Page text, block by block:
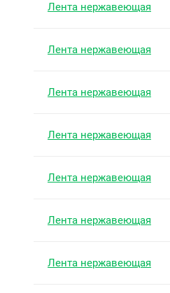
Лента нержавеющая
Лента нержавеющая
Лента нержавеющая
Лента нержавеющая
Лента нержавеющая
Лента нержавеющая
Лента нержавеющая